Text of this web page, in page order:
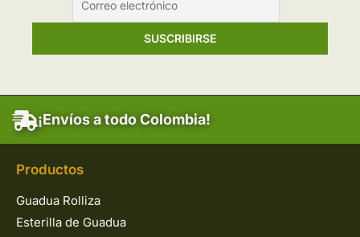
¡Envíos a todo Colombia!
Productos
Guadua Rolliza
Esterilla de Guadua